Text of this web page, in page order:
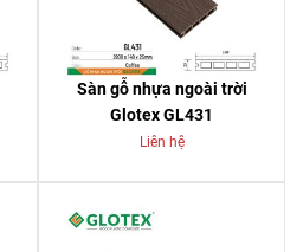
Sàn gỗ nhựa ngoài trời
Glotex GL431
Liên hệ